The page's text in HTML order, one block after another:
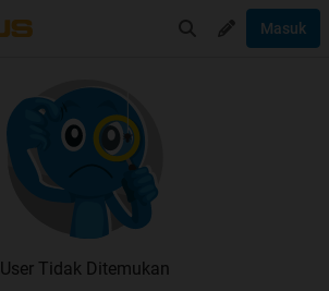
Masuk
User Tidak Ditemukan